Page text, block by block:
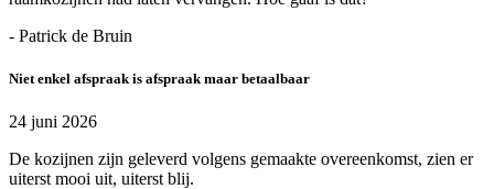
- Patrick de Bruin
Niet enkel afspraak is afspraak maar betaalbaar
24 juni 2026
De kozijnen zijn geleverd volgens gemaakte overeenkomst, zien er
uiterst mooi uit, uiterst blij.